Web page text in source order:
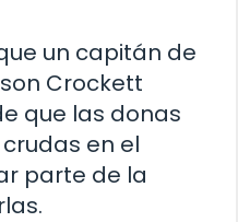
un capitán de
Crockett
que las donas
en el
parte de la